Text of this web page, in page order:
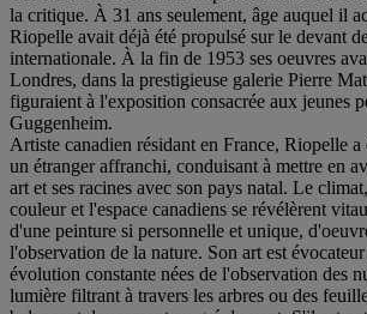
la critique. À 31 ans seulement, âge auquel il
Riopelle avait déjà été propulsé sur le devant
internationale. À la fin de 1953 ses oeuvres
Londres, dans la prestigieuse galerie Pierre
figuraient à l'exposition consacrée aux jeunes
Guggenheim.
Artiste canadien résidant en France, Riopelle a
un étranger affranchi, conduisant à mettre en
art et ses racines avec son pays natal. Le
couleur et l'espace canadiens se révélèrent
d'une peinture si personnelle et unique,
l'observation de la nature. Son art est
évolution constante nées de l'observation des
lumière filtrant à travers les arbres ou des